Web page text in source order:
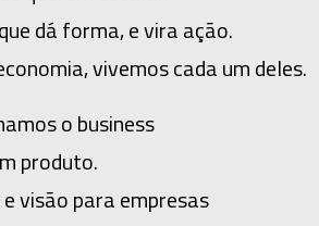
dá forma, e vira ação.
vivemos cada um deles.
o business
produto.
visão para empresas